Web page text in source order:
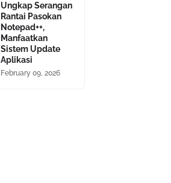
Ungkap Serangan
Rantai Pasokan
Notepad++,
Manfaatkan
Sistem Update
Aplikasi
February 09, 2026